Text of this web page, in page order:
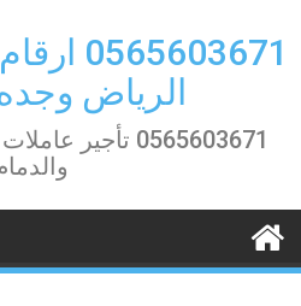
content
الرياض
0565603671